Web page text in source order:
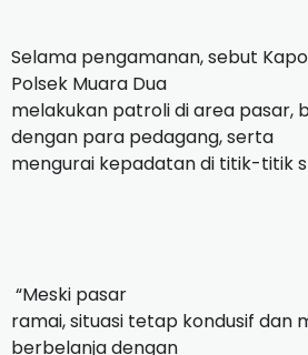
Selama pengamanan, sebut
Polsek Muara Dua
melakukan patroli di area pasar,
dengan para pedagang, serta
mengurai kepadatan di titik-titik
“Meski pasar
ramai, situasi tetap kondusif dan
berbelanja dengan